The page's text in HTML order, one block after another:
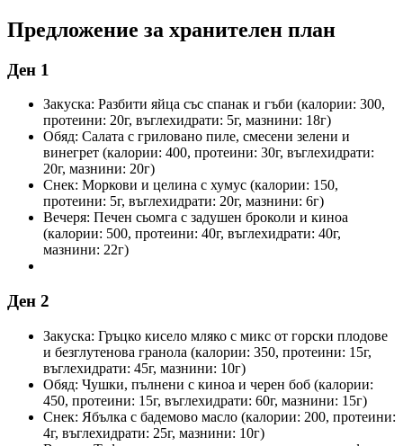
Предложение за хранителен план
Ден 1
Закуска: Разбити яйца със спанак и гъби (калории: 300,
протеини: 20г, въглехидрати: 5г, мазнини: 18г)
Обяд: Салата с гриловано пиле, смесени зелени и
винегрет (калории: 400, протеини: 30г, въглехидрати:
20г, мазнини: 20г)
Снек: Моркови и целина с хумус (калории: 150,
протеини: 5г, въглехидрати: 20г, мазнини: 6г)
Вечеря: Печен сьомга с задушен броколи и киноа
(калории: 500, протеини: 40г, въглехидрати: 40г,
мазнини: 22г)
Ден 2
Закуска: Гръцко кисело мляко с микс от горски плодове
и безглутенова гранола (калории: 350, протеини: 15г,
въглехидрати: 45г, мазнини: 10г)
Обяд: Чушки, пълнени с киноа и черен боб (калории:
450, протеини: 15г, въглехидрати: 60г, мазнини: 15г)
Снек: Ябълка с бадемово масло (калории: 200, протеини:
4г, въглехидрати: 25г, мазнини: 10г)